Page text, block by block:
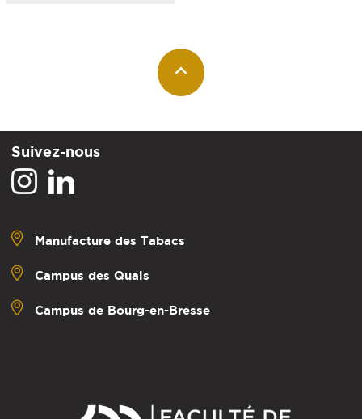
Suivez-nous
Manufacture des Tabacs
Campus des Quais
Campus de Bourg-en-Bresse